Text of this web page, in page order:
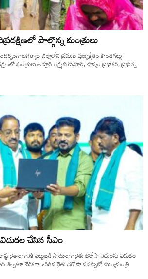
పాల్గొన్న మంత్రులు
జగిత్యాల జిల్లాలోని ప్రముఖ పుణ్యక్షేత్రం కొండగట్టు
మంత్రులు అడ్లూరి లక్ష్మణ్ కుమార్, పొన్నం ప్రభాకర్, ప్రభుత్వ
చేసిన సీఎం
రైతాంగానికి పెట్టుబడి సాయంగా రైతు భరోసా నిధులను విడుదల
వేదికగా జరిగిన రైతు భరోసా సదస్సులో ముఖ్యమంత్రి